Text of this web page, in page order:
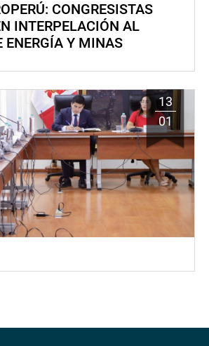
CONGRESISTAS
INTERPELACIÓN AL
ENERGÍA Y MINAS
13
01